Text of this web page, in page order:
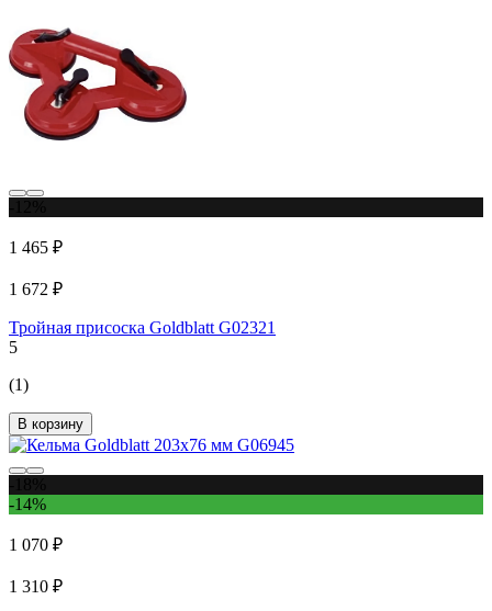
1 465 ₽
1 672 ₽
Тройная присоска Goldblatt G02321
5
(1)
В корзину
-14%
1 070 ₽
1 310 ₽